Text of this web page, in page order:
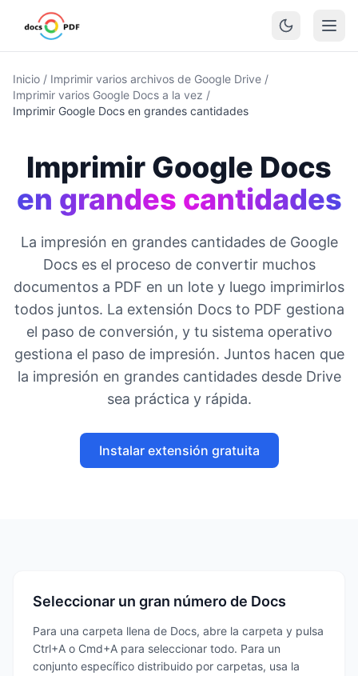
Inicio / Imprimir varios archivos de Google Drive /
Imprimir varios Google Docs a la vez /
Imprimir Google Docs en grandes cantidades
Imprimir Google Docs
en grandes cantidades
La impresión en grandes cantidades de Google
Docs es el proceso de convertir muchos
documentos a PDF en un lote y luego imprimirlos
todos juntos. La extensión Docs to PDF gestiona
el paso de conversión, y tu sistema operativo
gestiona el paso de impresión. Juntos hacen que
la impresión en grandes cantidades desde Drive
sea práctica y rápida.
Instalar extensión gratuita
Seleccionar un gran número de Docs
Para una carpeta llena de Docs, abre la carpeta y pulsa
Ctrl+A o Cmd+A para seleccionar todo. Para un
conjunto específico distribuido por carpetas, usa la